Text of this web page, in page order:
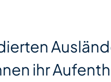
ihr